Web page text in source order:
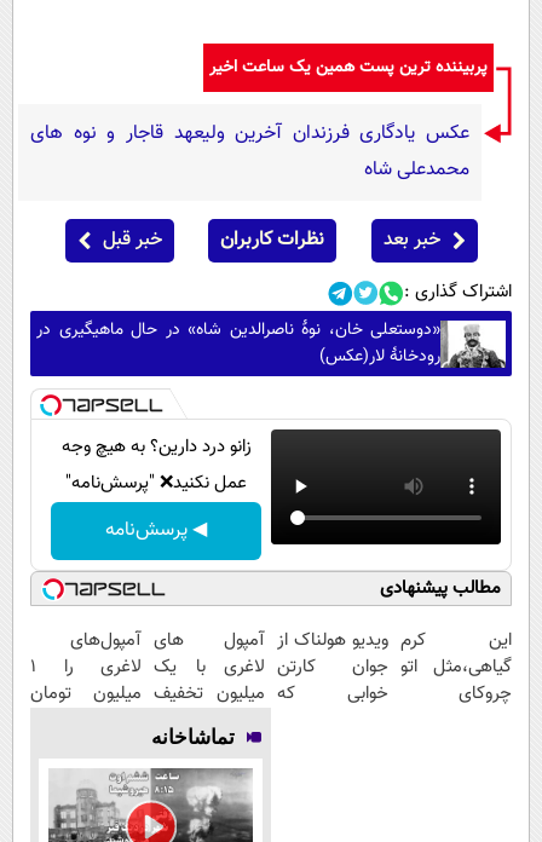
پربیننده ترین پست همین یک ساعت اخیر
عکس یادگاری فرزندان آخرین ولیعهد قاجار و نوه های
محمدعلی شاه
خبر بعد نظرات کاربران خبر قبل
اشتراک گذاری :
«دوستعلی خان، نوۀ ناصرالدین شاه» در حال ماهیگیری در
رودخانۀ لار(عکس)
زانو درد دارین؟ به هیچ وجه
عمل نکنید❌ "پرسش‌نامه"
◀ پرسش‌نامه
مطالب پیشنهادی
این کرم
گیاهی،مثل اتو
چروکای
ویدیو هولناک از
جوان کارتن
خوابی که
آمپول های
لاغری با یک
میلیون تخفیف
| ارسال از
داروخانه های
معتبر
آمپول‌های
لاغری را ۱
میلیون تومان
تماشاخانه